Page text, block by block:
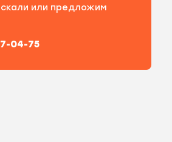
или предложим
04-75